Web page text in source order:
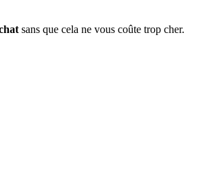
sans que cela ne vous coûte trop cher.